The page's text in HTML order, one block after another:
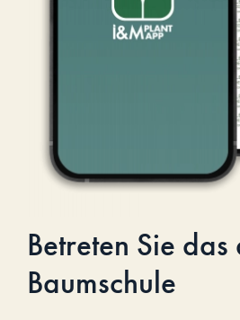
Betreten Sie
Baumschule